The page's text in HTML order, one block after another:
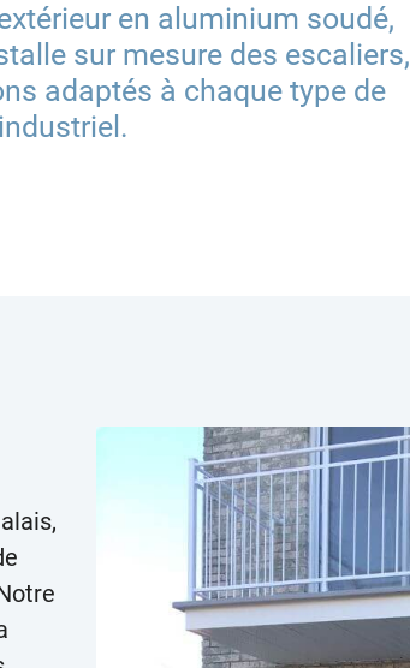
en aluminium soudé,
sur mesure des escaliers,
adaptés à chaque type de